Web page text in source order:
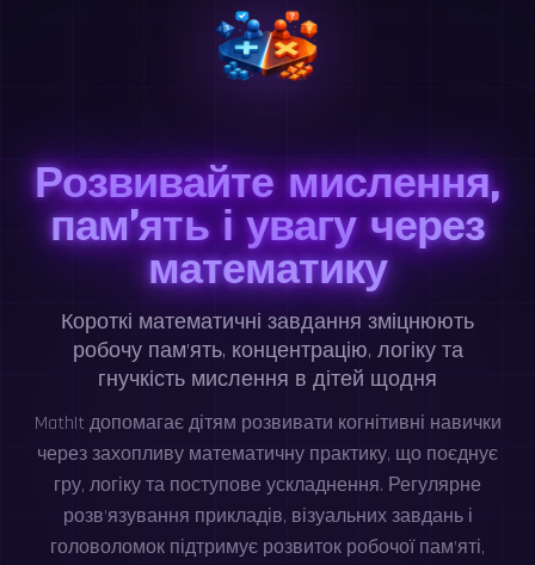
Розвивайте мислення,
пам’ять і увагу через
математику
Короткі математичні завдання зміцнюють
робочу пам’ять, концентрацію, логіку та
гнучкість мислення в дітей щодня
MathIt допомагає дітям розвивати когнітивні навички
через захопливу математичну практику, що поєднує
гру, логіку та поступове ускладнення. Регулярне
розв’язування прикладів, візуальних завдань і
головоломок підтримує розвиток робочої пам’яті,